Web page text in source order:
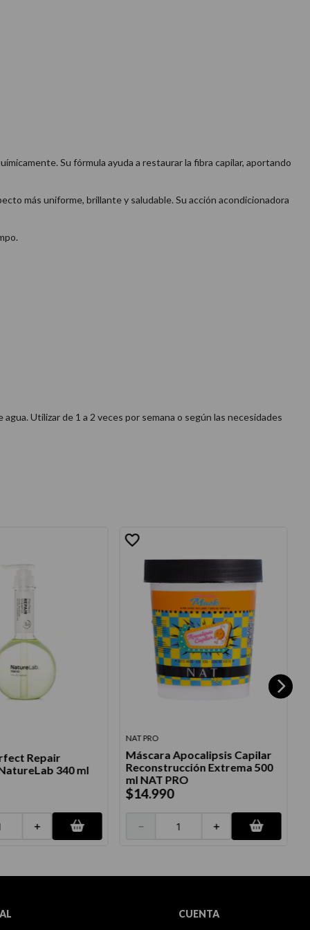
Su fórmula ayuda a restaurar la fibra capilar, aportando
más uniforme, brillante y saludable. Su acción acondicionadora
Utilizar de 1 a 2 veces por semana o según las necesidades
Repair
340 ml
＋
NAT PRO
Máscara Apocalipsis Capilar
Reconstrucción Extrema 500
ml NAT PRO
$14.990
＋
－
CUENTA